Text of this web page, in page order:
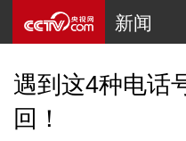
新闻
遇到这4种电话
回！